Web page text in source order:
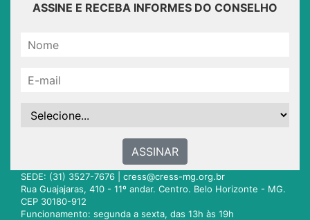
ASSINE E RECEBA INFORMES DO CONSELHO
ASSINAR
SEDE: (31) 3527-7676 | cress@cress-mg.org.br
Rua Guajajaras, 410 - 11º andar. Centro. Belo Horizonte - MG.
CEP 30180-912
Funcionamento: segunda a sexta, das 13h às 19h